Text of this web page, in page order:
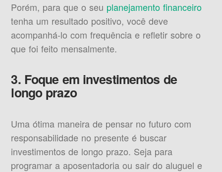
Porém, para que o seu planejamento financeiro
tenha um resultado positivo, você deve
acompanhá-lo com frequência e refletir sobre o
que foi feito mensalmente.
3. Foque em investimentos de
longo prazo
Uma ótima maneira de pensar no futuro com
responsabilidade no presente é buscar
investimentos de longo prazo. Seja para
programar a aposentadoria ou sair do aluguel e